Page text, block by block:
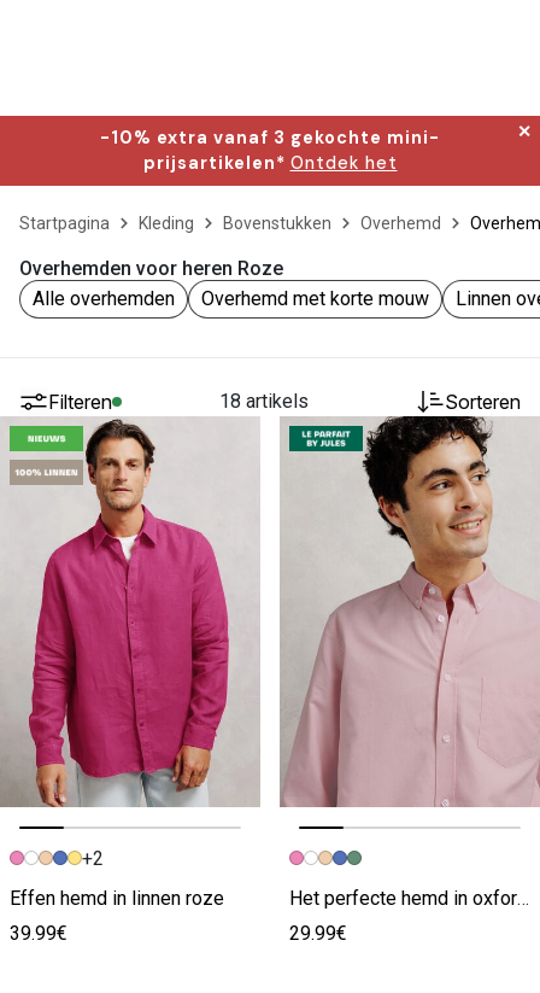
-10% extra vanaf 3 gekochte mini-
prijsartikelen* Ontdek het
✕
Startpagina Kleding Bovenstukken Overhemd
Overhemden voor heren Roze
Alle overhemden
Overhemd met korte mouw Linnen
Filteren 18 artikels Sorteren
Vorige afbeelding
Volgende beeld
+2
Effen hemd in linnen roze
39.99€
Vorige afbeelding
Volgende beeld
Het perfecte hemd in oxfordkatoen roze
29.99€